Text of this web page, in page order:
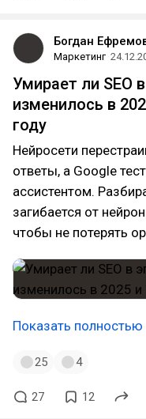
Богдан
Маркетинг
Умирает ли SEO
изменилось в
году
Нейросети
ответы, а Google
ассистентом.
загибается от
чтобы не потерять
Показать полностью
25 4
27 12